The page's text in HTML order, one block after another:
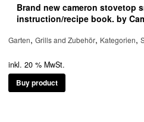
Brand new cameron stovetop
instruction/recipe book. by
Garten, Grills and Zubehör, Kategorien,
inkl. 20 % MwSt.
Buy product